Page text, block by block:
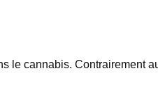
le cannabis. Contrairement